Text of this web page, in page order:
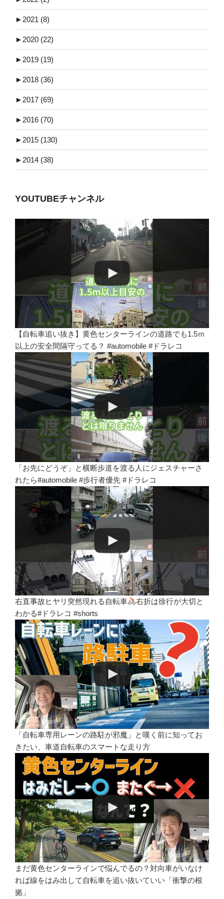
► 2021 (8)
► 2020 (22)
► 2019 (19)
► 2018 (36)
► 2017 (69)
► 2016 (70)
► 2015 (130)
► 2014 (38)
YOUTUBEチャンネル
【自転車追い抜き】黄色センターラインの道路でも1.5ｍ
以上の安全間隔守ってる？ #automobile #ドラレコ
「お先にどうぞ」と横断歩道を渡る人にジェスチャーさ
れたら#automobile #歩行者優先 #ドラレコ
右直事故ヒヤリ突然現れる自転車
右折は徐行が大切と
わかる#ドラレコ #shorts
「自転車専用レーンの路駐が邪魔」と嘆く前に知ってお
きたい、車道自転車のスマートな走り方
まだ黄色センターラインで悩んでるの？対向車がいなけ
れば線をはみ出して自転車を追い抜いていい「衝撃の根
拠」